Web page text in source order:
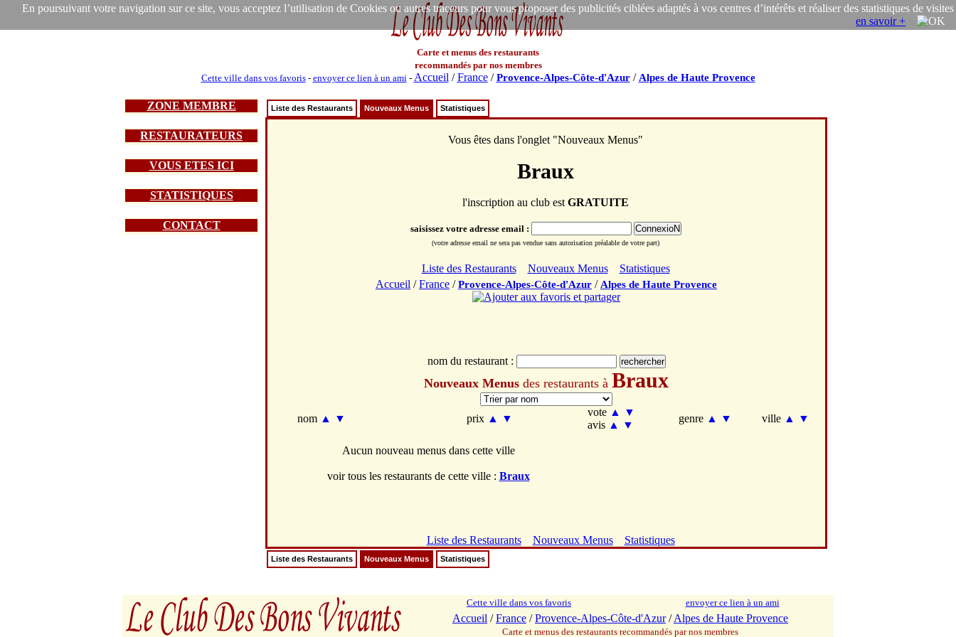
En poursuivant votre navigation sur ce site, vous acceptez l’utilisation de Cookies ou autres traceurs pour vous proposer des publicités ciblées adaptés à vos centres d’intérêts et réaliser des statistiques de visites
en savoir +
Carte et menus des restaurants
recommandés par nos membres
Cette ville dans vos favoris- envoyer ce lien à un ami- Accueil /France/Provence-Alpes-Côte-d'Azur/ Alpes de Haute Provence
ZONE MEMBRE
RESTAURATEURS
VOUS ETES ICI
STATISTIQUES
CONTACT
Liste des Restaurants Nouveaux Menus Statistiques
Vous êtes dans l'onglet "Nouveaux Menus"
Braux
l'inscription au club est GRATUITE
saisissez votre adresse email :
(votre adresse email ne sera pas vendue sans autorisation préalable de votre part)
Liste des Restaurants Nouveaux Menus
Statistiques
Accueil /France /Provence-Alpes-Côte-d'Azur / Alpes de Haute Provence
nom du restaurant :
Nouveaux Menus des restaurants à Braux
nom ▲ ▼ prix ▲ ▼
vote ▲
▼
avis ▲ ▼
genre ▲ ▼ ville ▲ ▼
Aucun nouveau menus dans cette ville
voir tous les restaurants de cette ville : Braux
Liste des Restaurants Nouveaux Menus Statistiques
Liste des Restaurants Nouveaux Menus Statistiques
Cette ville dans vos favoris envoyer ce lien à un ami
Accueil /France /Provence-Alpes-Côte-d'Azur/Alpes de Haute Provence
Carte et menus des restaurants recommandés par nos membres